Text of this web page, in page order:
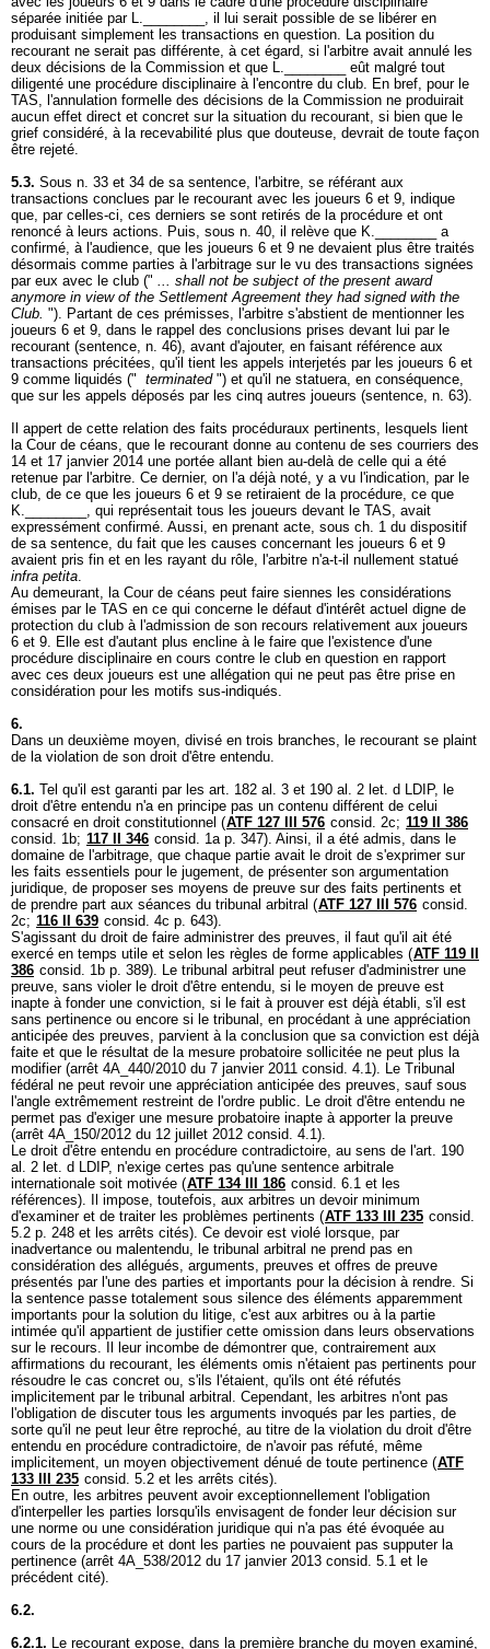
séparée initiée par L.________, il lui serait possible de se libérer en
produisant simplement les transactions en question. La position du
recourant ne serait pas différente, à cet égard, si l'arbitre avait annulé les
deux décisions de la Commission et que L.________ eût malgré tout
diligenté une procédure disciplinaire à l'encontre du club. En bref, pour le
TAS, l'annulation formelle des décisions de la Commission ne produirait
aucun effet direct et concret sur la situation du recourant, si bien que le
grief considéré, à la recevabilité plus que douteuse, devrait de toute façon
être rejeté.
5.3. Sous n. 33 et 34 de sa sentence, l'arbitre, se référant aux
transactions conclues par le recourant avec les joueurs 6 et 9, indique
que, par celles-ci, ces derniers se sont retirés de la procédure et ont
renoncé à leurs actions. Puis, sous n. 40, il relève que K.________ a
confirmé, à l'audience, que les joueurs 6 et 9 ne devaient plus être traités
désormais comme parties à l'arbitrage sur le vu des transactions signées
par eux avec le club (" ... shall not be subject of the present award
anymore in view of the Settlement Agreement they had signed with the
Club. "). Partant de ces prémisses, l'arbitre s'abstient de mentionner les
joueurs 6 et 9, dans le rappel des conclusions prises devant lui par le
recourant (sentence, n. 46), avant d'ajouter, en faisant référence aux
transactions précitées, qu'il tient les appels interjetés par les joueurs 6 et
9 comme liquidés (" terminated") et qu'il ne statuera, en conséquence,
que sur les appels déposés par les cinq autres joueurs (sentence, n. 63).
Il appert de cette relation des faits procéduraux pertinents, lesquels lient
la Cour de céans, que le recourant donne au contenu de ses courriers des
14 et 17 janvier 2014 une portée allant bien au-delà de celle qui a été
retenue par l'arbitre. Ce dernier, on l'a déjà noté, y a vu l'indication, par le
club, de ce que les joueurs 6 et 9 se retiraient de la procédure, ce que
K.________, qui représentait tous les joueurs devant le TAS, avait
expressément confirmé. Aussi, en prenant acte, sous ch. 1 du dispositif
de sa sentence, du fait que les causes concernant les joueurs 6 et 9
avaient pris fin et en les rayant du rôle, l'arbitre n'a-t-il nullement statué
infra petita.
Au demeurant, la Cour de céans peut faire siennes les considérations
émises par le TAS en ce qui concerne le défaut d'intérêt actuel digne de
protection du club à l'admission de son recours relativement aux joueurs
6 et 9. Elle est d'autant plus encline à le faire que l'existence d'une
procédure disciplinaire en cours contre le club en question en rapport
avec ces deux joueurs est une allégation qui ne peut pas être prise en
considération pour les motifs sus-indiqués.
6.
Dans un deuxième moyen, divisé en trois branches, le recourant se plaint
de la violation de son droit d'être entendu.
6.1. Tel qu'il est garanti par les art. 182 al. 3 et 190 al. 2 let. d LDIP, le
droit d'être entendu n'a en principe pas un contenu différent de celui
consacré en droit constitutionnel (ATF 127 III 576 consid. 2c; 119 II 386
consid. 1b; 117 II 346 consid. 1a p. 347). Ainsi, il a été admis, dans le
domaine de l'arbitrage, que chaque partie avait le droit de s'exprimer sur
les faits essentiels pour le jugement, de présenter son argumentation
juridique, de proposer ses moyens de preuve sur des faits pertinents et
de prendre part aux séances du tribunal arbitral (ATF 127 III 576 consid.
2c; 116 II 639 consid. 4c p. 643).
S'agissant du droit de faire administrer des preuves, il faut qu'il ait été
exercé en temps utile et selon les règles de forme applicables (ATF 119 II
386 consid. 1b p. 389). Le tribunal arbitral peut refuser d'administrer une
preuve, sans violer le droit d'être entendu, si le moyen de preuve est
inapte à fonder une conviction, si le fait à prouver est déjà établi, s'il est
sans pertinence ou encore si le tribunal, en procédant à une appréciation
anticipée des preuves, parvient à la conclusion que sa conviction est déjà
faite et que le résultat de la mesure probatoire sollicitée ne peut plus la
modifier (arrêt 4A_440/2010 du 7 janvier 2011 consid. 4.1). Le Tribunal
fédéral ne peut revoir une appréciation anticipée des preuves, sauf sous
l'angle extrêmement restreint de l'ordre public. Le droit d'être entendu ne
permet pas d'exiger une mesure probatoire inapte à apporter la preuve
(arrêt 4A_150/2012 du 12 juillet 2012 consid. 4.1).
Le droit d'être entendu en procédure contradictoire, au sens de l'art. 190
al. 2 let. d LDIP, n'exige certes pas qu'une sentence arbitrale
internationale soit motivée (ATF 134 III 186 consid. 6.1 et les
références). Il impose, toutefois, aux arbitres un devoir minimum
d'examiner et de traiter les problèmes pertinents (ATF 133 III 235 consid.
5.2 p. 248 et les arrêts cités). Ce devoir est violé lorsque, par
inadvertance ou malentendu, le tribunal arbitral ne prend pas en
considération des allégués, arguments, preuves et offres de preuve
présentés par l'une des parties et importants pour la décision à rendre. Si
la sentence passe totalement sous silence des éléments apparemment
importants pour la solution du litige, c'est aux arbitres ou à la partie
intimée qu'il appartient de justifier cette omission dans leurs observations
sur le recours. Il leur incombe de démontrer que, contrairement aux
affirmations du recourant, les éléments omis n'étaient pas pertinents pour
résoudre le cas concret ou, s'ils l'étaient, qu'ils ont été réfutés
implicitement par le tribunal arbitral. Cependant, les arbitres n'ont pas
l'obligation de discuter tous les arguments invoqués par les parties, de
sorte qu'il ne peut leur être reproché, au titre de la violation du droit d'être
entendu en procédure contradictoire, de n'avoir pas réfuté, même
implicitement, un moyen objectivement dénué de toute pertinence (ATF
133 III 235 consid. 5.2 et les arrêts cités).
En outre, les arbitres peuvent avoir exceptionnellement l'obligation
d'interpeller les parties lorsqu'ils envisagent de fonder leur décision sur
une norme ou une considération juridique qui n'a pas été évoquée au
cours de la procédure et dont les parties ne pouvaient pas supputer la
pertinence (arrêt 4A_538/2012 du 17 janvier 2013 consid. 5.1 et le
précédent cité).
6.2.
6.2.1. Le recourant expose, dans la première branche du moyen examiné,